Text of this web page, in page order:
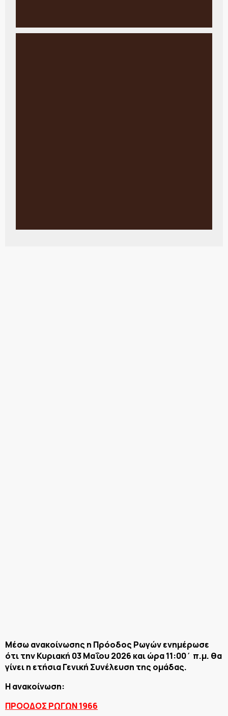
Μέσω ανακοίνωσης η Πρόοδος Ρωγών ενημέρωσε
ότι την Κυριακή 03 Μαΐου 2026 και ώρα 11:00΄ π.μ. θα
γίνει η ετήσια Γενική Συνέλευση της ομάδας.
Η ανακοίνωση:
ΠΡΟΟΔΟΣ ΡΩΓΩΝ 1966